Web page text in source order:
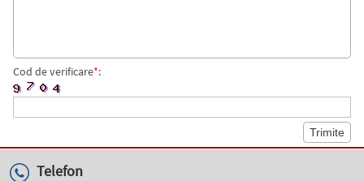
Cod de verificare*:
Telefon